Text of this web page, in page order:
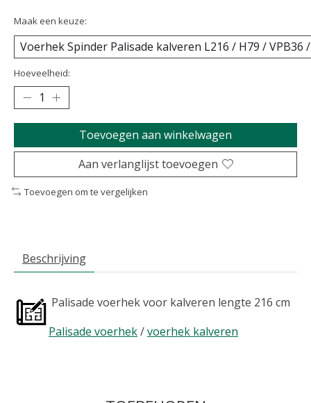
Maak een keuze:
Hoeveelheid:
Toevoegen aan winkelwagen
Aan verlanglijst toevoegen
Toevoegen om te vergelijken
Beschrijving
Palisade voerhek voor kalveren lengte 216 cm
Palisade voerhek/voerhek kalveren